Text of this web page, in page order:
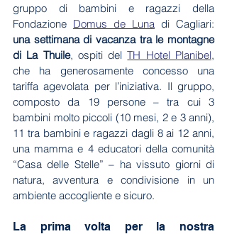
gruppo di bambini e ragazzi della
Fondazione Domus de Luna
una settimana di vacanza tra le montagne
di La Thuile, ospiti del TH Hotel Planibel,
che ha generosamente concesso una
tariffa agevolata per l’iniziativa. Il gruppo,
composto da 19 persone – tra cui 3
bambini molto piccoli (10 mesi, 2 e 3 anni),
11 tra bambini e ragazzi dagli 8 ai 12 anni,
una mamma e 4 educatori della comunità
“Casa delle Stelle” – ha vissuto giorni di
natura, avventura e condivisione in un
ambiente accogliente e sicuro.
La prima volta per la nostra